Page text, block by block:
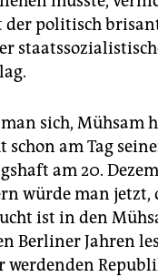
politisch
sich, Mühsam
schon am Tag
am 20.
würde man jetzt,
ist in den
Berliner Jahren